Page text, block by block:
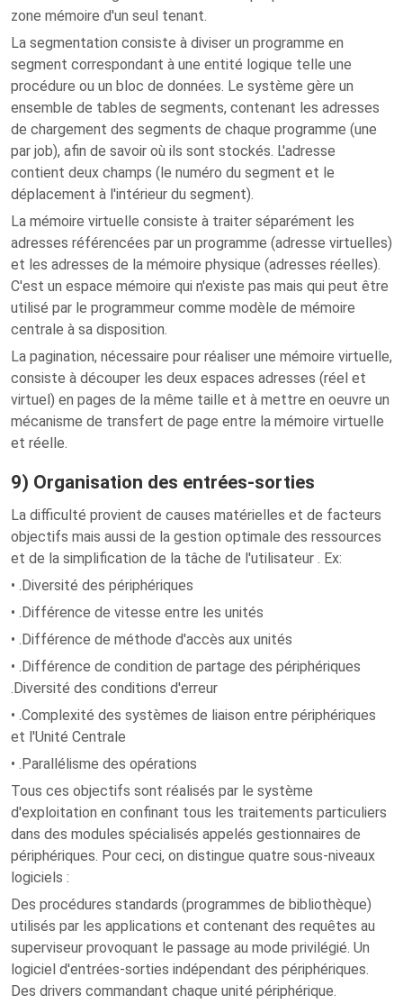
zone mémoire d'un seul tenant.
La segmentation consiste à diviser un programme en
segment correspondant à une entité logique telle une
procédure ou un bloc de données. Le système gère un
ensemble de tables de segments, contenant les adresses
de chargement des segments de chaque programme (une
par job), afin de savoir où ils sont stockés. L'adresse
contient deux champs (le numéro du segment et le
déplacement à l'intérieur du segment).
La mémoire virtuelle consiste à traiter séparément les
adresses référencées par un programme (adresse virtuelles)
et les adresses de la mémoire physique (adresses réelles).
C'est un espace mémoire qui n'existe pas mais qui peut être
utilisé par le programmeur comme modèle de mémoire
centrale à sa disposition.
La pagination, nécessaire pour réaliser une mémoire virtuelle,
consiste à découper les deux espaces adresses (réel et
virtuel) en pages de la même taille et à mettre en oeuvre un
mécanisme de transfert de page entre la mémoire virtuelle
et réelle.
9) Organisation des entrées-sorties
La difficulté provient de causes matérielles et de facteurs
objectifs mais aussi de la gestion optimale des ressources
et de la simplification de la tâche de l'utilisateur . Ex:
• .Diversité des périphériques
• .Différence de vitesse entre les unités
• .Différence de méthode d'accès aux unités
• .Différence de condition de partage des périphériques
.Diversité des conditions d'erreur
• .Complexité des systèmes de liaison entre périphériques
et l'Unité Centrale
• .Parallélisme des opérations
Tous ces objectifs sont réalisés par le système
d'exploitation en confinant tous les traitements particuliers
dans des modules spécialisés appelés gestionnaires de
périphériques. Pour ceci, on distingue quatre sous-niveaux
logiciels :
Des procédures standards (programmes de bibliothèque)
utilisés par les applications et contenant des requêtes au
superviseur provoquant le passage au mode privilégié. Un
logiciel d'entrées-sorties indépendant des périphériques.
Des drivers commandant chaque unité périphérique.